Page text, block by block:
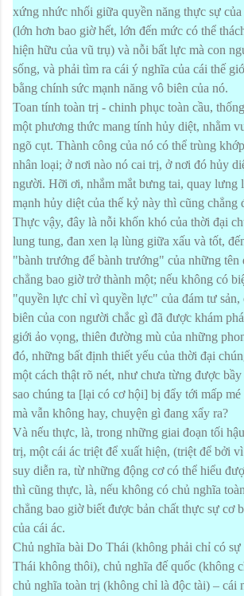
xứng nhức nhối giữa quyền năng thực sự
(lớn hơn bao giờ hết, lớn đến mức có thể
hiện hữu của vũ trụ) và nỗi bất lực mà con
sống, và phải tìm ra cái ý nghĩa của cái thế
bằng chính sức mạnh năng vô biên của nó.
Toan tính toàn trị - chinh phục toàn cầu,
một phương thức mang tính hủy diệt, nhằm
ngõ cụt. Thành công của nó có thể trùng
nhân loại; ở nơi nào nó cai trị, ở nơi đó hủy
người. Hỡi ơi, nhắm mắt bưng tai, quay lưng
mạnh hủy diệt của thế kỷ này thì cũng chẳng
Thực vậy, đây là nỗi khốn khó của thời đại
lung tung, đan xen lạ lùng giữa xấu và tốt,
"bành trướng để bành trướng" của những tên
chẳng bao giờ trở thành một; nếu không có
"quyền lực chỉ vì quyền lực" của đám tư sản,
biên của con người chắc gì đã được khám
giới ảo vọng, thiên đường mù của những
đó, những bất định thiết yếu của thời đại
một cách thật rõ nét, như chưa từng được
sao chúng ta [lại có cơ hội] bị đẩy tới mấp
mà vẫn không hay, chuyện gì đang xẩy ra?
Và nếu thực, là, trong những giai đoạn tối
trị, một cái ác triệt để xuất hiện, (triệt để bởi
suy diễn ra, từ những động cơ có thể hiểu
thì cũng thực, là, nếu không có chủ nghĩa
chẳng bao giờ biết được bản chất thực sự cơ
của cái ác.
Chủ nghĩa bài Do Thái (không phải chỉ có
Thái không thôi), chủ nghĩa đế quốc (không
chủ nghĩa toàn trị (không chỉ là độc tài) – cái